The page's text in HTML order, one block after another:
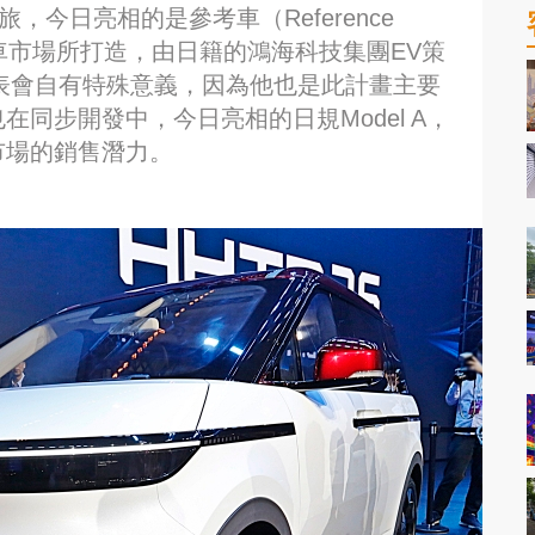
，今日亮相的是參考車（Reference
場所打造，由日籍的鴻海科技集團EV策
自有特殊意義，因為他也是此計畫主要
同步開發中，今日亮相的日規Model A，
的銷售潛力。